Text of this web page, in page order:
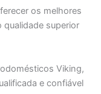
os melhores
superior
Viking,
e confiável